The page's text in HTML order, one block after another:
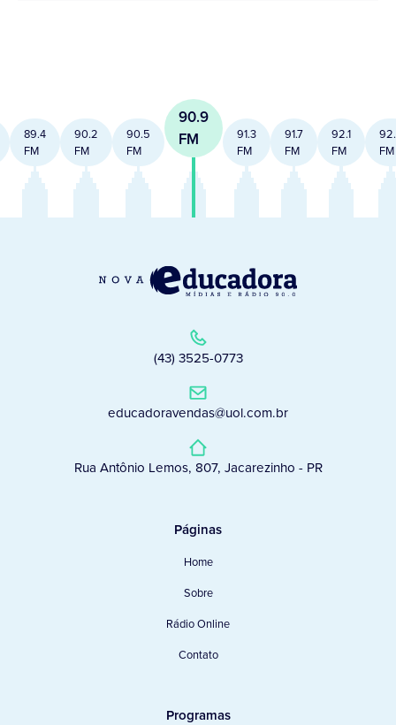
89.4
FM
90.2
FM
90.5
FM
90.9
FM
91.3
FM
91.7
FM
92.1
FM
FM
(43) 3525-0773
educadoravendas@uol.com.br
Rua Antônio Lemos, 807, Jacarezinho - PR
Páginas
Home
Sobre
Rádio Online
Contato
Programas